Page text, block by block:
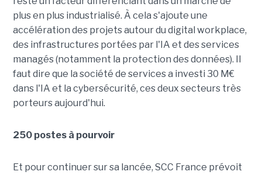
plus en plus industrialisé. À cela s'ajoute une
accélération des projets autour du digital workplace,
des infrastructures portées par l'IA et des services
managés (notamment la protection des données). Il
faut dire que la société de services a investi 30 M€
dans l'IA et la cybersécurité, ces deux secteurs très
porteurs aujourd'hui.
250 postes à pourvoir
Et pour continuer sur sa lancée, SCC France prévoit